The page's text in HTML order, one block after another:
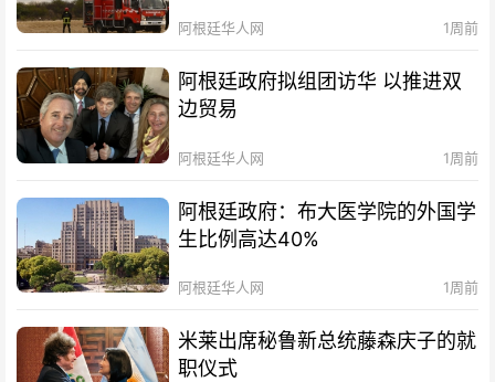
阿根廷华人网 1周前
阿根廷政府拟组团访华 以推进双
边贸易
阿根廷华人网 1周前
阿根廷政府：布大医学院的外国学
生比例高达40%
阿根廷华人网 1周前
米莱出席秘鲁新总统藤森庆子的就
职仪式